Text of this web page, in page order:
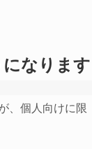
なります
、個人向けに限